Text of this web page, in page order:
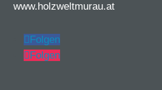
www.holzweltmurau.at
Folgen
Folgen